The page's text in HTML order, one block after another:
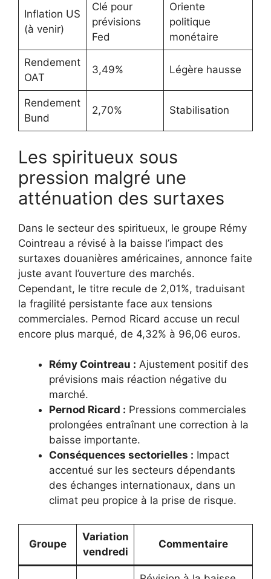
Inflation US
(à venir)
Clé pour
prévisions
Fed
Oriente
politique
monétaire
Rendement
OAT
3,49% Légère hausse
Rendement
Bund
2,70% Stabilisation
Les spiritueux sous
pression malgré une
atténuation des surtaxes
Dans le secteur des spiritueux, le groupe Rémy
Cointreau a révisé à la baisse l’impact des
surtaxes douanières américaines, annonce faite
juste avant l’ouverture des marchés.
Cependant, le titre recule de 2,01%, traduisant
la fragilité persistante face aux tensions
commerciales. Pernod Ricard accuse un recul
encore plus marqué, de 4,32% à 96,06 euros.
Rémy Cointreau : Ajustement positif des
prévisions mais réaction négative du
marché.
Pernod Ricard : Pressions commerciales
prolongées entraînant une correction à la
baisse importante.
Conséquences sectorielles : Impact
accentué sur les secteurs dépendants
des échanges internationaux, dans un
climat peu propice à la prise de risque.
Groupe
Variation
vendredi
Commentaire